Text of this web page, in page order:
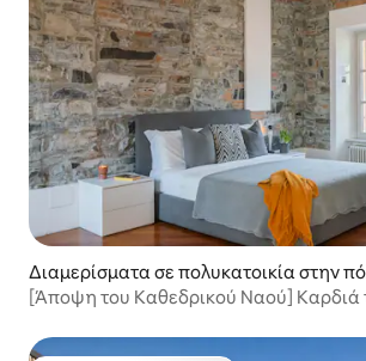
Διαμερίσματα σε πολυκατοικία στην
όμο
[Άποψη του Καθεδρικού Ναού] Καρδιά